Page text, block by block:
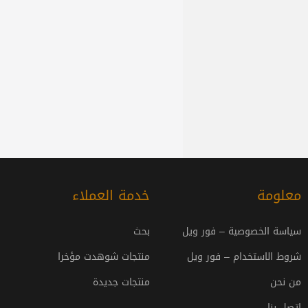
معلومة
سياسة الخصوصية – فور ويل
شروط الاستخدام – فور ويل
من نحن
خدمة العملاء
بحث
منتجات شوهدت مؤخرا
منتجات جديدة